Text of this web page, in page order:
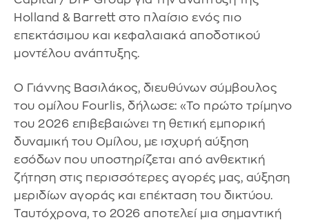
Holland & Barrett στο πλαίσιο ενός πιο
επεκτάσιμου και κεφαλαιακά αποδοτικού
μοντέλου ανάπτυξης.
Ο Γιάννης Βασιλάκος, διευθύνων σύμβουλος
του ομίλου Fourlis, δήλωσε: «Το πρώτο τρίμηνο
του 2026 επιβεβαιώνει τη θετική εμπορική
δυναμική του Ομίλου, με ισχυρή αύξηση
εσόδων που υποστηρίζεται από ανθεκτική
ζήτηση στις περισσότερες αγορές μας, αύξηση
μεριδίων αγοράς και επέκταση του δικτύου.
Ταυτόχρονα, το 2026 αποτελεί μια σημαντική